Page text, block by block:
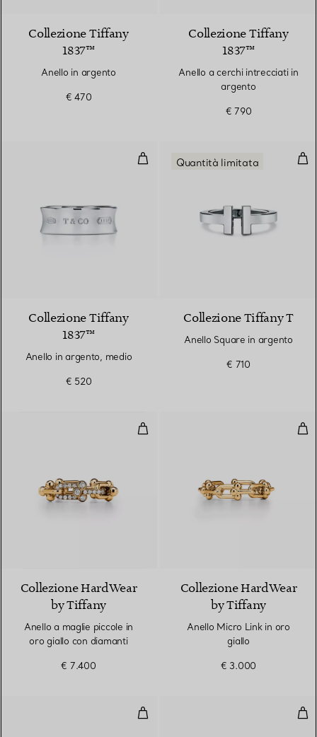
Collezione Tiffany
1837™
Anello in argento
€ 470
Collezione Tiffany
1837™
Anello a cerchi intrecciati in
argento
€ 790
Anello in argento, medio
Collezione Tiffany
1837™
Anello in argento, medio
€ 520
Quantità limitata
Collezione Tiffany T
Anello Square in argento
€ 710
Anello a maglie piccole in oro
Collezione HardWear
by Tiffany
Anello a maglie piccole in
oro giallo con diamanti
€ 7.400
Collezione HardWear
by Tiffany
Anello Micro Link in oro
giallo
€ 3.000
Anello T1 in oro giallo con